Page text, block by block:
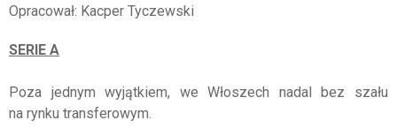
Opracował: Kacper Tyczewski
SERIE A
Poza jednym wyjątkiem, we Włoszech nadal bez szału
na rynku transferowym.